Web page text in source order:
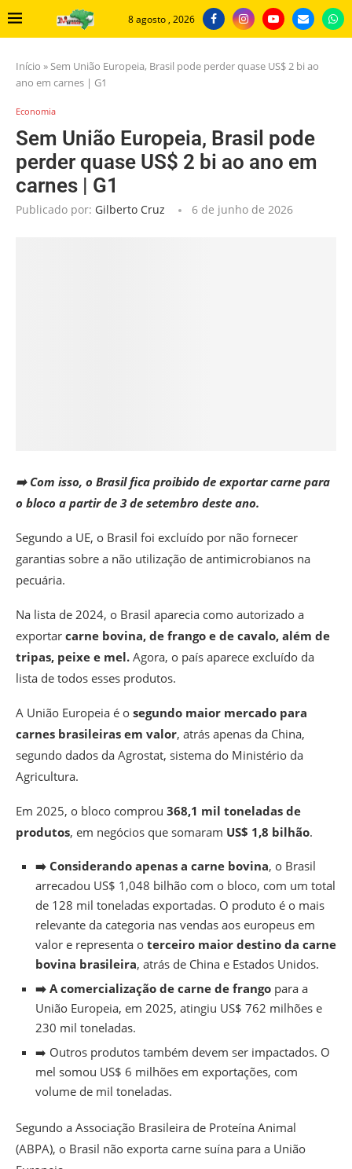
8 agosto , 2026
Início »Sem União Europeia, Brasil pode perder quase US$ 2 bi ao
ano em carnes | G1
Economia
Sem União Europeia, Brasil pode
perder quase US$ 2 bi ao ano em
carnes | G1
Publicado por: Gilberto Cruz 6 de junho de 2026
➡️ Com isso, o Brasil fica proibido de exportar carne para
o bloco a partir de 3 de setembro deste ano.
Segundo a UE, o Brasil foi excluído por não fornecer
garantias sobre a não utilização de antimicrobianos na
pecuária.
Na lista de 2024, o Brasil aparecia como autorizado a
exportar carne bovina, de frango e de cavalo, além de
tripas, peixe e mel. Agora, o país aparece excluído da
lista de todos esses produtos.
A União Europeia é o segundo maior mercado para
carnes brasileiras em valor, atrás apenas da China,
segundo dados da Agrostat, sistema do Ministério da
Agricultura.
Em 2025, o bloco comprou 368,1 mil toneladas de
produtos, em negócios que somaram US$ 1,8 bilhão.
➡️ Considerando apenas a carne bovina, o Brasil
arrecadou US$ 1,048 bilhão com o bloco, com um total
de 128 mil toneladas exportadas. O produto é o mais
relevante da categoria nas vendas aos europeus em
valor e representa o terceiro maior destino da carne
bovina brasileira, atrás de China e Estados Unidos.
➡️ A comercialização de carne de frango para a
União Europeia, em 2025, atingiu US$ 762 milhões e
230 mil toneladas.
➡️ Outros produtos também devem ser impactados. O
mel somou US$ 6 milhões em exportações, com
volume de mil toneladas.
Segundo a Associação Brasileira de Proteína Animal
(ABPA), o Brasil não exporta carne suína para a União